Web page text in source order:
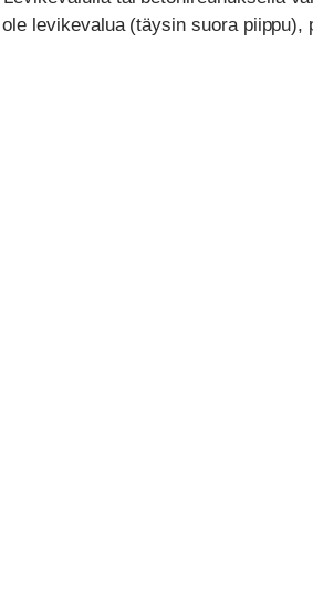
levikevalua (täysin suora piippu),